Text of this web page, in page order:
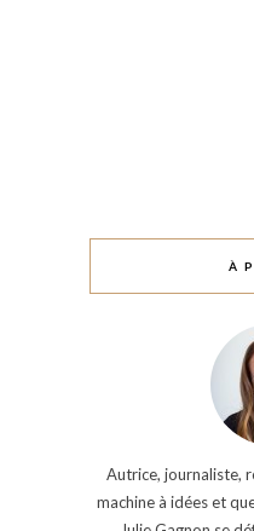
À
Autrice, journaliste,
machine à idées et